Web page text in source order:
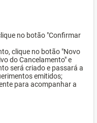
no botão "Confirmar
clique no botão "Novo
do Cancelamento" e
será criado e passará a
emitidos;
para acompanhar a